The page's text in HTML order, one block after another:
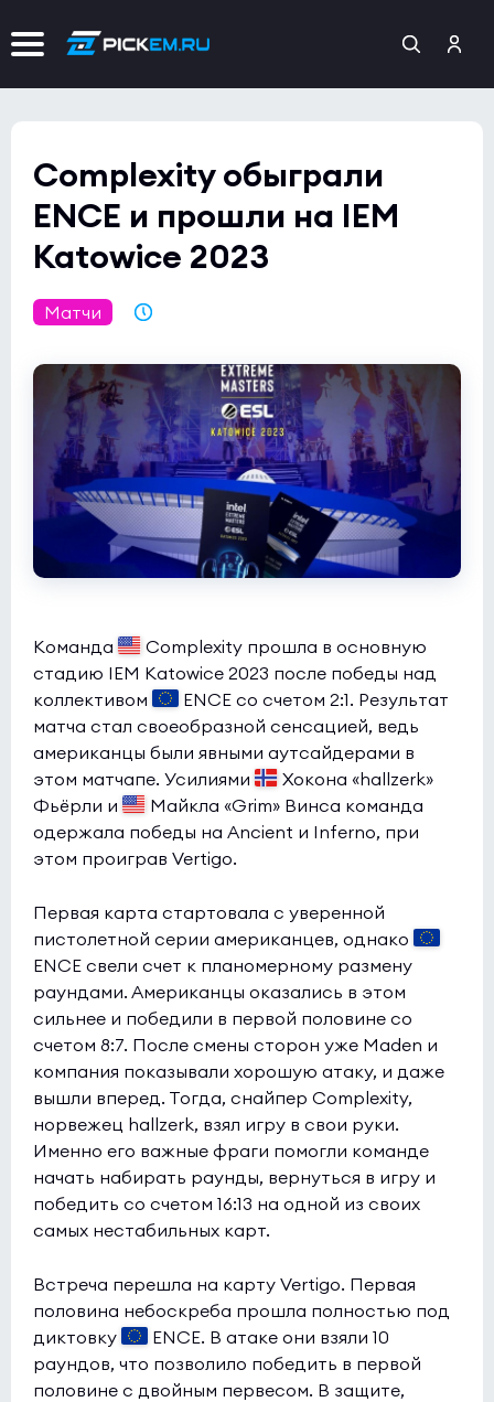
Complexity обыграли
ENCE и прошли на IEM
Katowice 2023
Матчи
Команда
Complexity прошла в основную
стадию IEM Katowice 2023 после победы над
коллективом
ENCE со счетом 2:1. Результат
матча стал своеобразной сенсацией, ведь
американцы были явными аутсайдерами в
этом матчапе. Усилиями
Хокона «hallzerk»
Фьёрли и
Майкла «Grim» Винса команда
одержала победы на Ancient и Inferno, при
этом проиграв Vertigo.
Первая карта стартовала с уверенной
пистолетной серии американцев, однако
ENCE свели счет к планомерному размену
раундами. Американцы оказались в этом
сильнее и победили в первой половине со
счетом 8:7. После смены сторон уже Maden и
компания показывали хорошую атаку, и даже
вышли вперед. Тогда, снайпер Complexity,
норвежец hallzerk, взял игру в свои руки.
Именно его важные фраги помогли команде
начать набирать раунды, вернуться в игру и
победить со счетом 16:13 на одной из своих
самых нестабильных карт.
Встреча перешла на карту Vertigo. Первая
половина небоскреба прошла полностью под
диктовку
ENCE. В атаке они взяли 10
раундов, что позволило победить в первой
половине с двойным первесом. В защите,